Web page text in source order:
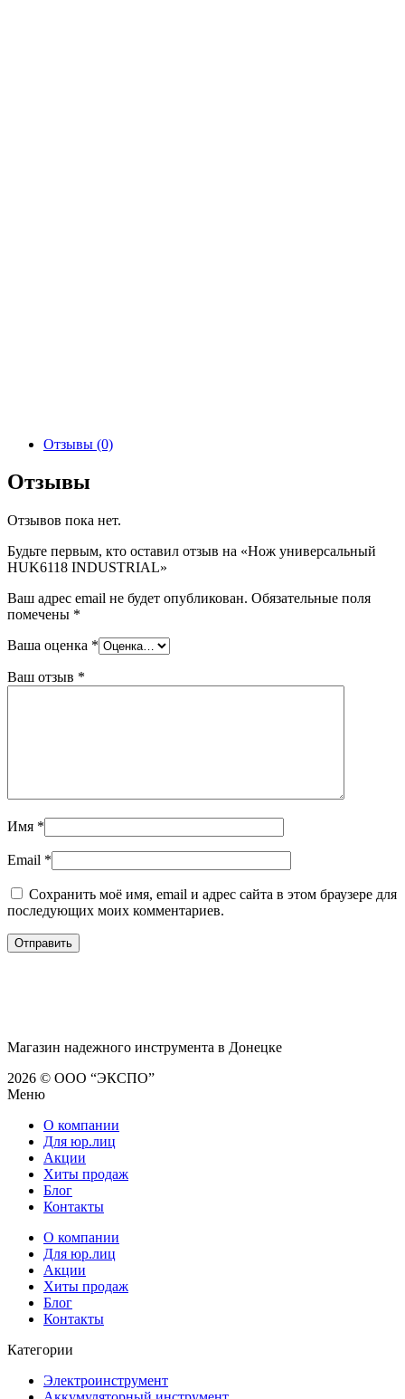
Отзывы (0)
Отзывы
Отзывов пока нет.
Будьте первым, кто оставил отзыв на «Нож универсальный
HUK6118 INDUSTRIAL»
Ваш адрес email не будет опубликован. Обязательные поля
помечены *
Ваша оценка *
Ваш отзыв *
Имя *
Email *
Сохранить моё имя, email и адрес сайта в этом браузере для
последующих моих комментариев.
Магазин надежного инструмента в Донецке
2026 © ООО “ЭКСПО”
Меню
О компании
Для юр.лиц
Акции
Хиты продаж
Блог
Контакты
О компании
Для юр.лиц
Акции
Хиты продаж
Блог
Контакты
Категории
Электроинструмент